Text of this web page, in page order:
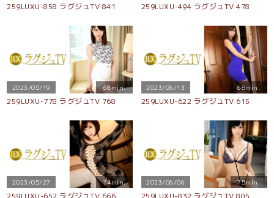
259LUXU-858 ラグジュTV 841 259LUXU-494 ラグジュTV 478
2023/05/19 68min.
259LUXU-778 ラグジュTV 768
2023/06/13 68min.
259LUXU-622 ラグジュTV 615
2023/05/27 74min. 2023/06/06 75min.